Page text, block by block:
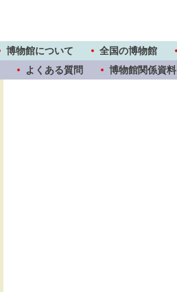
博物館について 全国の博物館
よくある質問 博物館関係資料